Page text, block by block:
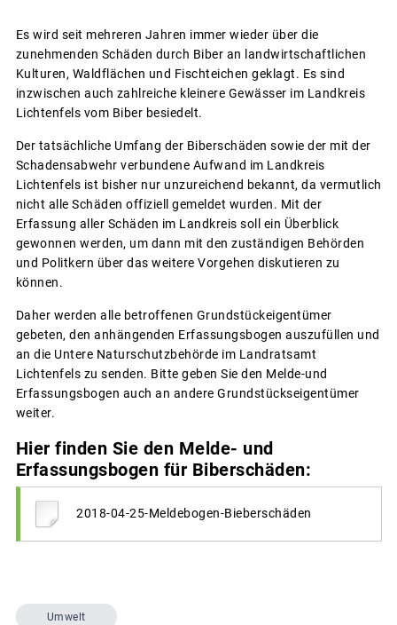
Es wird seit mehreren Jahren immer wieder über die
zunehmenden Schäden durch Biber an landwirtschaftlichen
Kulturen, Waldflächen und Fischteichen geklagt. Es sind
inzwischen auch zahlreiche kleinere Gewässer im Landkreis
Lichtenfels vom Biber besiedelt.
Der tatsächliche Umfang der Biberschäden sowie der mit der
Schadensabwehr verbundene Aufwand im Landkreis
Lichtenfels ist bisher nur unzureichend bekannt, da vermutlich
nicht alle Schäden offiziell gemeldet wurden. Mit der
Erfassung aller Schäden im Landkreis soll ein Überblick
gewonnen werden, um dann mit den zuständigen Behörden
und Politkern über das weitere Vorgehen diskutieren zu
können.
Daher werden alle betroffenen Grundstückeigentümer
gebeten, den anhängenden Erfassungsbogen auszufüllen und
an die Untere Naturschutzbehörde im Landratsamt
Lichtenfels zu senden. Bitte geben Sie den Melde-und
Erfassungsbogen auch an andere Grundstückseigentümer
weiter.
Hier finden Sie den Melde- und
Erfassungsbogen für Biberschäden:
2018-04-25-Meldebogen-Bieberschäden
Umwelt